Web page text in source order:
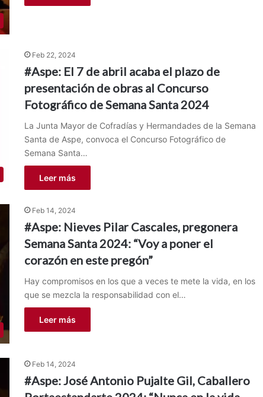
Feb 22, 2024
#Aspe: El 7 de abril acaba el plazo de
presentación de obras al Concurso
Fotográfico de Semana Santa 2024
La Junta Mayor de Cofradías y Hermandades de la Semana
Santa de Aspe, convoca el Concurso Fotográfico de
Semana Santa…
Leer más
Feb 14, 2024
#Aspe: Nieves Pilar Cascales, pregonera
Semana Santa 2024: “Voy a poner el
corazón en este pregón”
Hay compromisos en los que a veces te mete la vida, en los
que se mezcla la responsabilidad con el…
Leer más
Feb 14, 2024
#Aspe: José Antonio Pujalte Gil, Caballero